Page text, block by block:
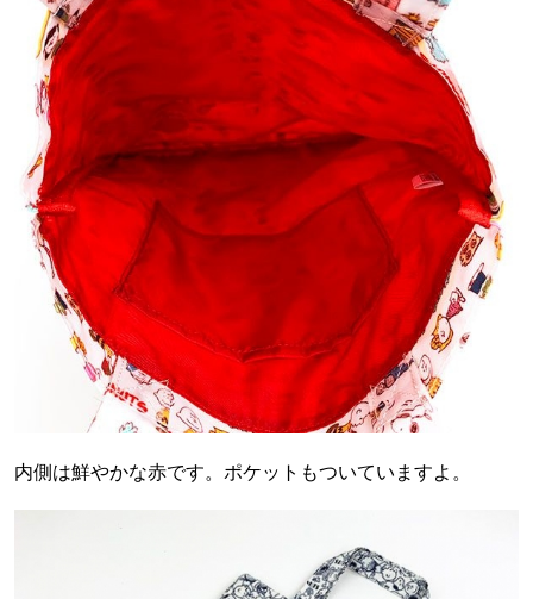
内側は鮮やかな赤です。ポケットもついていますよ。